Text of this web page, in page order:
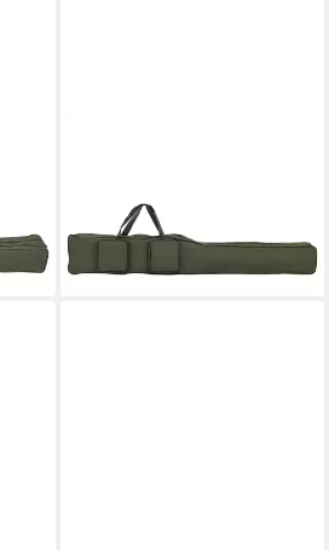
dir
160 cm Oxford-Gewebe
ab 30,99 €
lieferbar - in 4-5 Werktagen bei dir